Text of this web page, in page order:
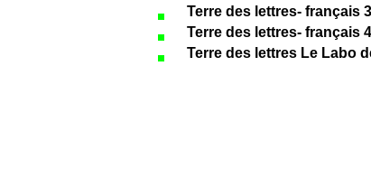
Terre des lettres- français
Terre des lettres- français
Terre des lettres Le Labo